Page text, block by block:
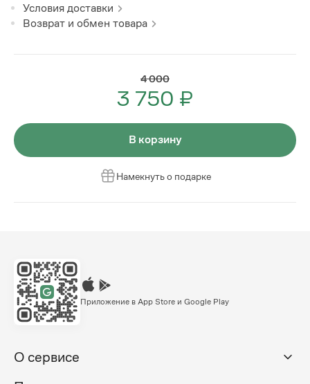
Условия доставки
Возврат и обмен товара
4 000
3 750 ₽
В корзину
Намекнуть о подарке
Приложение в App Store и Google Play
О сервисе